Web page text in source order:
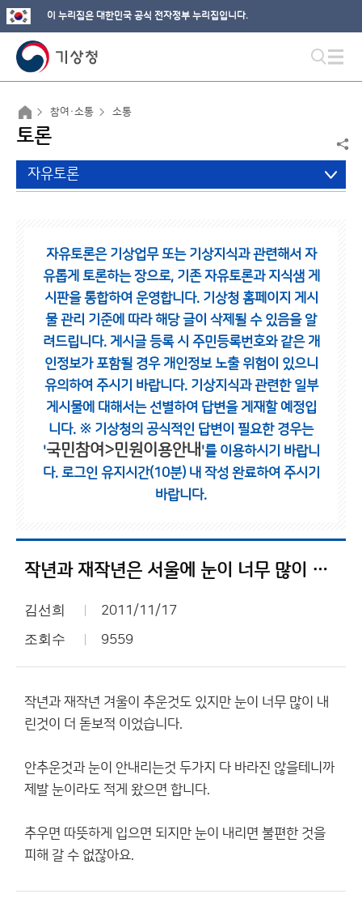
이 누리집은 대한민국 공식 전자정부 누리집입니다.
참여·소통 소통
토론
자유토론
자유토론은 기상업무 또는 기상지식과 관련해서 자
유롭게 토론하는 장으로, 기존 자유토론과 지식샘 게
시판을 통합하여 운영합니다. 기상청 홈페이지 게시
물 관리 기준에 따라 해당 글이 삭제될 수 있음을 알
려드립니다. 게시글 등록 시 주민등록번호와 같은 개
인정보가 포함될 경우 개인정보 노출 위험이 있으니
유의하여 주시기 바랍니다. 기상지식과 관련한 일부
게시물에 대해서는 선별하여 답변을 게재할 예정입
니다. ※ 기상청의 공식적인 답변이 필요한 경우는
'국민참여>민원이용안내 '를 이용하시기 바랍니
다. 로그인 유지시간(10분) 내 작성 완료하여 주시기
바랍니다.
작년과 재작년은 서울에 눈이 너무 많이 내려서
김선희 2011/11/17
조회수 9559
작년과 재작년 겨울이 추운것도 있지만 눈이 너무 많이 내
린것이 더 돋보적 이었습니다.
안추운것과 눈이 안내리는것 두가지 다 바라진 않을테니까
제발 눈이라도 적게 왔으면 합니다.
추우면 따뜻하게 입으면 되지만 눈이 내리면 불편한 것을
피해 갈 수 없잖아요.